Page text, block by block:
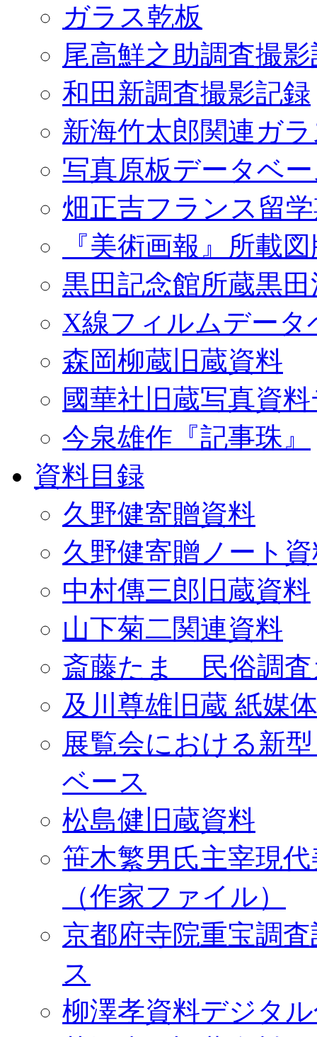
ガラス乾板
尾高鮮之助調査撮
和田新調査撮影記録
新海竹太郎関連ガ
写真原板データベ
畑正吉フランス留
『美術画報』所載
黒田記念館所蔵黒
X線フィルムデータ
森岡柳蔵旧蔵資料
國華社旧蔵写真資
今泉雄作『記事珠』
資料目録
久野健寄贈資料
久野健寄贈ノート
中村傳三郎旧蔵資料
山下菊二関連資料
斎藤たま 民俗調査
及川尊雄旧蔵 紙媒
展覧会における新
ベース
松島健旧蔵資料
笹木繁男氏主宰現
（作家ファイル）
京都府寺院重宝調
ス
柳澤孝資料デジタ